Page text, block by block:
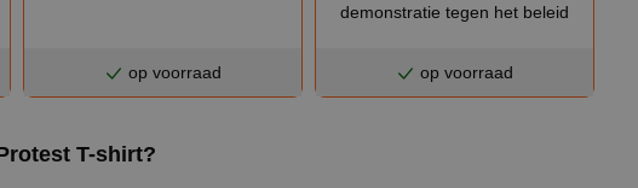
op voorraad
demonstratie tegen het beleid
op voorraad
T-shirt?